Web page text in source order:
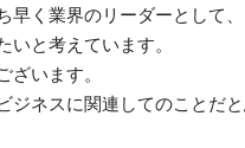
早く業界のリーダーとして
いと考えています。
ざいます。
ジネスに関連してのことだ